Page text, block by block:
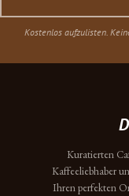
Kostenlos aufzulisten.
Kuratierten
Kaffeeliebhaber
Ihren perfekten